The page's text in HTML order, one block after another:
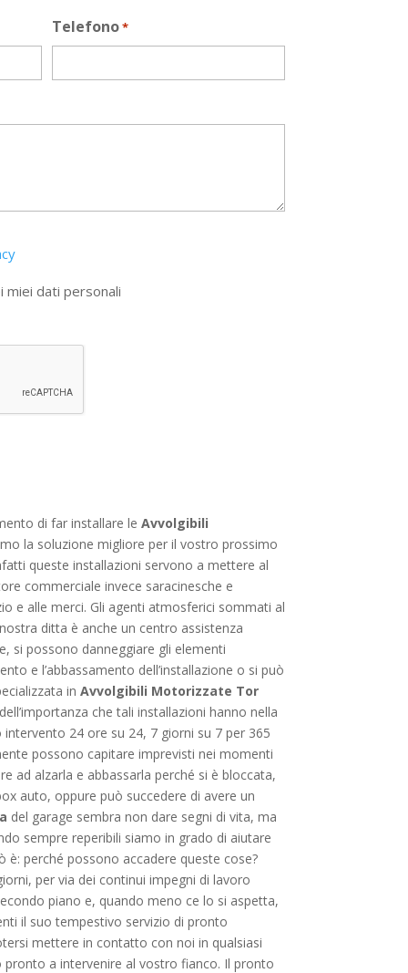
Telefono*
dati personali
di far installare leAvvolgibili
la soluzione migliore per il vostro prossimo
queste installazioni servono a mettere al
commerciale invece saracinesche e
e alle merci. Gli agenti atmosferici sommati al
ditta è anche un centro assistenza
si possono danneggiare gli elementi
e l’abbassamento dell’installazione o si può
inAvvolgibili Motorizzate Tor
che tali installazioni hanno nella
24 ore su 24, 7 giorni su 7 per 365
possono capitare imprevisti nei momenti
ad alzarla e abbassarla perché si è bloccata,
auto, oppure può succedere di avere un
del garage sembra non dare segni di vita, ma
sempre reperibili siamo in grado di aiutare
perché possono accadere queste cose?
per via dei continui impegni di lavoro
piano e, quando meno ce lo si aspetta,
il suo tempestivo servizio di pronto
mettere in contatto con noi in qualsiasi
a intervenire al vostro fianco. Il pronto